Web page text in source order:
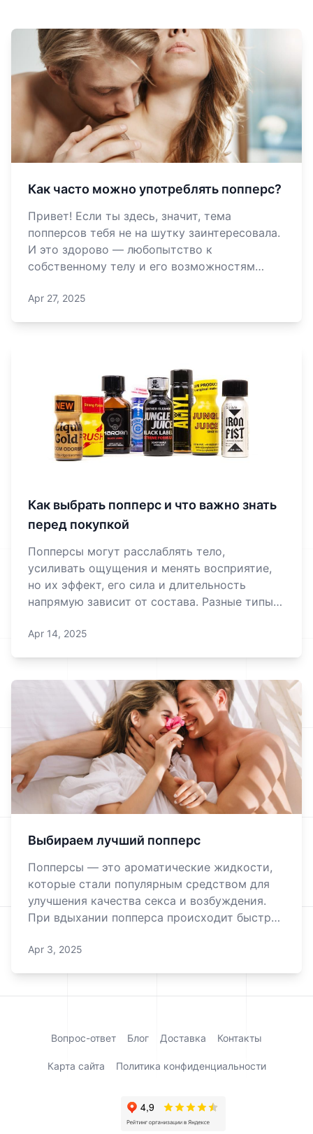
Как часто можно употреблять попперс?
Привет! Если ты здесь, значит, тема
попперсов тебя не на шутку заинтересовала.
И это здорово — любопытство к
собственному телу и его возможностям
договоримся: мы не будем давить моралью
Apr 27, 2025
Как выбрать попперс и что важно знать
перед покупкой
Попперсы могут расслаблять тело,
усиливать ощущения и менять восприятие,
но их эффект, его сила и длительность
напрямую зависит от состава. Разные типы
«взрывают» сознание, другие работают
несколько
Apr 14, 2025
Выбираем лучший попперс
Попперсы — это ароматические жидкости,
которые стали популярным средством для
улучшения качества секса и возбуждения.
При вдыхании попперса происходит быстрое
дискомфорт и минимизировать риск травм
удов
Apr 3, 2025
Вопрос-ответ Блог Доставка Контакты
Карта сайта Политика конфиденциальности